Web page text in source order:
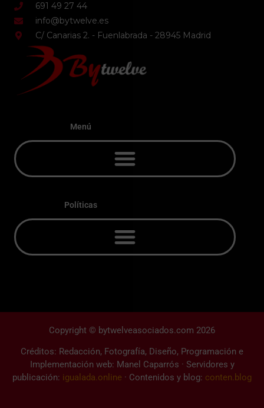
691 49 27 44
info@bytwelve.es
C/ Canarias 2. - Fuenlabrada - 28945 Madrid
Menú
Políticas
Copyright © bytwelveasociados.com 2026
Créditos: Redacción, Fotografía, Diseño, Programación e
Implementación web: Manel Caparrós · Servidores y
publicación: igualada.online · Contenidos y blog: conten.blog